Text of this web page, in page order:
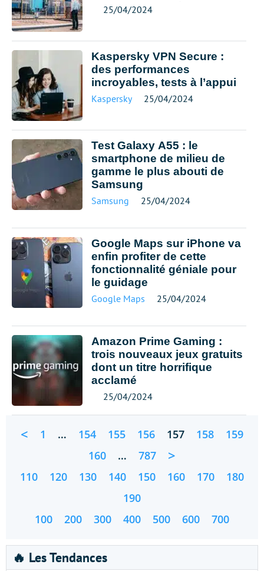
25/04/2024
Kaspersky VPN Secure :
des performances
incroyables, tests à l’appui
Kaspersky 25/04/2024
Test Galaxy A55 : le
smartphone de milieu de
gamme le plus abouti de
Samsung
Samsung 25/04/2024
Google Maps sur iPhone va
enfin profiter de cette
fonctionnalité géniale pour
le guidage
Google Maps 25/04/2024
Amazon Prime Gaming :
trois nouveaux jeux gratuits
dont un titre horrifique
acclamé
25/04/2024
< 1 … 154 155 156 157 158
159
160
… 787 >
110 120 130 140 150 160 170
180
190
100
200 300 400 500 600 700
🔥 Les Tendances